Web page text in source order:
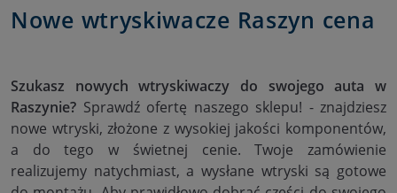
Nowe wtryskiwacze Raszyn cena
Szukasz nowych wtryskiwaczy do swojego auta w
Raszynie? Sprawdź ofertę naszego sklepu! - znajdziesz
nowe wtryski, złożone z wysokiej jakości komponentów,
a do tego w świetnej cenie. Twoje zamówienie
realizujemy natychmiast, a wysłane wtryski są gotowe